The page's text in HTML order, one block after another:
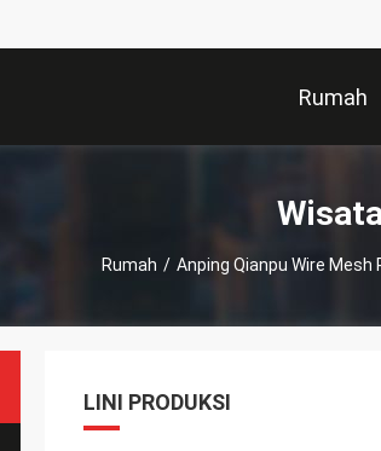
Rumah
Rumah / Anping Qianpu Wire Mesh
LINI PRODUKSI